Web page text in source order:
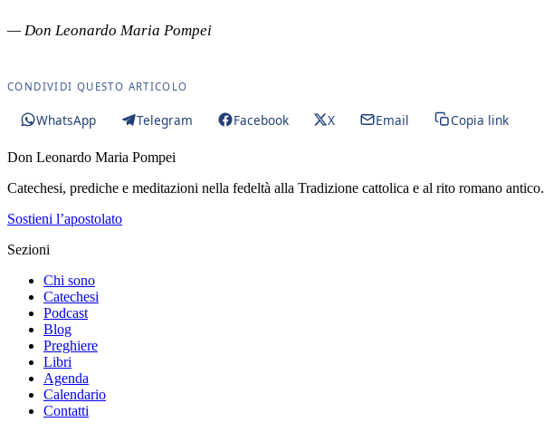
— Don Leonardo Maria Pompei
CONDIVIDI QUESTO ARTICOLO
WhatsApp Telegram Facebook X Email Copia link
Don Leonardo Maria Pompei
Catechesi, prediche e meditazioni nella fedeltà alla Tradizione cattolica e al rito romano antico.
Sostieni l’apostolato
Sezioni
Chi sono
Catechesi
Podcast
Blog
Preghiere
Libri
Agenda
Calendario
Contatti